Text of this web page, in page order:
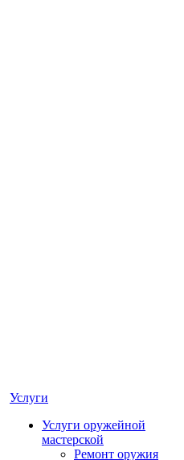
Услуги
Услуги оружейной
мастерской
Ремонт оружия